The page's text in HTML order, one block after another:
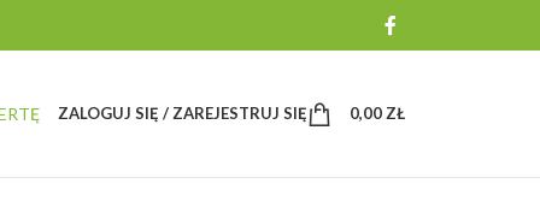
ZALOGUJ SIĘ / ZAREJESTRUJ SIĘ 0,00 ZŁ